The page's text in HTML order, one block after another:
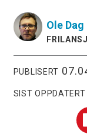
Ole Dag
PUBLISERT
SIST OPPDATERT